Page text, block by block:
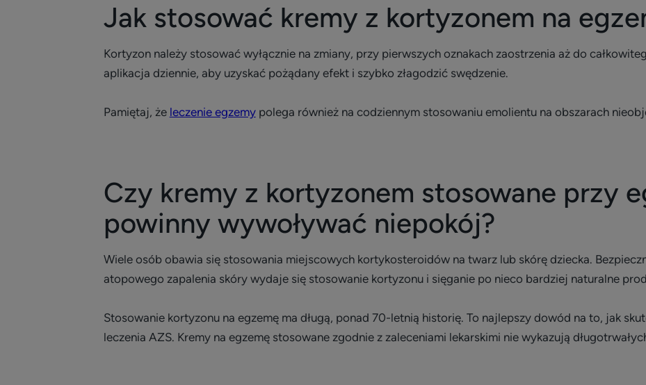
Jak stosować kremy z kortyzonem na
Kortyzon należy stosować wyłącznie na zmiany, przy pierwszych oznakach zaostrzenia aż do
aplikacja dziennie, aby uzyskać pożądany efekt i szybko złagodzić swędzenie.
Pamiętaj, że leczenie egzemypolega również na codziennym stosowaniu emolientu na obszarach
Czy kremy z kortyzonem stosowane przy
powinny wywoływać niepokój?
Wiele osób obawia się stosowania miejscowych kortykosteroidów na twarz lub skórę dziecka.
atopowego zapalenia skóry wydaje się stosowanie kortyzonu i sięganie po nieco bardziej naturalne
Stosowanie kortyzonu na egzemę ma długą, ponad 70-letnią historię. To najlepszy dowód na to, jak
leczenia AZS. Kremy na egzemę stosowane zgodnie z zaleceniami lekarskimi nie wykazują